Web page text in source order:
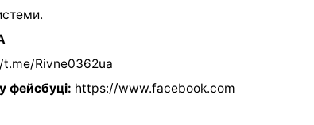
Rivne0362ua
фейсбуці: https://www.facebook.com